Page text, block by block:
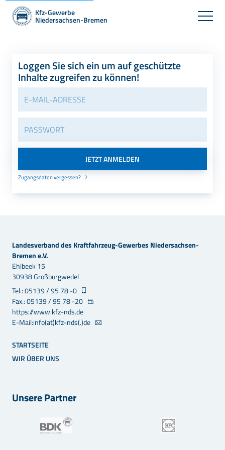
Kfz-Gewerbe
Niedersachsen-Bremen
Loggen Sie sich ein um auf geschützte
Inhalte zugreifen zu können!
Zugangsdaten vergessen?
Landesverband des Kraftfahrzeug-Gewerbes Niedersachsen-
Bremen e.V.
Ehlbeek 15
30938 Großburgwedel
Tel.: 05139 / 95 78 -0
Fax.: 05139 / 95 78 -20
https://www.kfz-nds.de
E-Mail:info(at)kfz-nds(.)de
STARTSEITE
WIR ÜBER UNS
Unsere Partner